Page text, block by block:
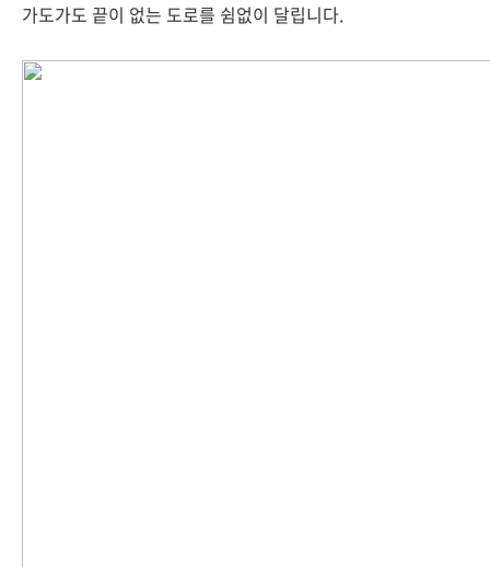
가도가도 끝이 없는 도로를 쉼없이 달립니다.